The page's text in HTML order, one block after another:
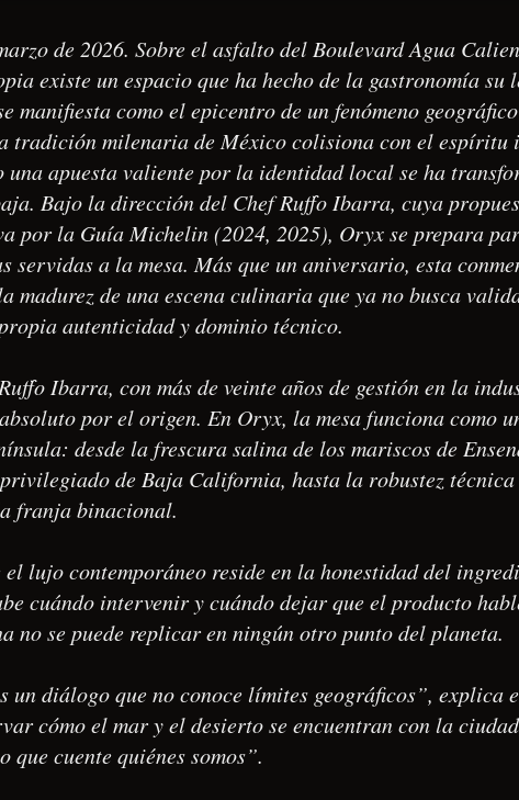
de 2026. Sobre el asfalto del Boulevard Agua
existe un espacio que ha hecho de la gastronomía su
manifiesta como el epicentro de un fenómeno
tradición milenaria de México colisiona con el
una apuesta valiente por la identidad local se ha
Bajo la dirección del Chef Ruffo Ibarra, cuya
por la Guía Michelin (2024, 2025), Oryx se prepara
servidas a la mesa. Más que un aniversario, esta
madurez de una escena culinaria que ya no busca
autenticidad y dominio técnico.
Ibarra, con más de veinte años de gestión en la
por el origen. En Oryx, la mesa funciona como
desde la frescura salina de los mariscos de
de Baja California, hasta la robustez técnica
franja binacional.
lujo contemporáneo reside en la honestidad del
cuándo intervenir y cuándo dejar que el producto
no se puede replicar en ningún otro punto del planeta.
un diálogo que no conoce límites geográficos”, explica
cómo el mar y el desierto se encuentran con la
que cuente quiénes somos”.